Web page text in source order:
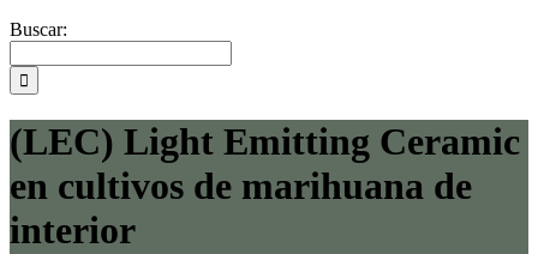
Buscar:
(LEC) Light Emitting Ceramic
en cultivos de marihuana de
interior